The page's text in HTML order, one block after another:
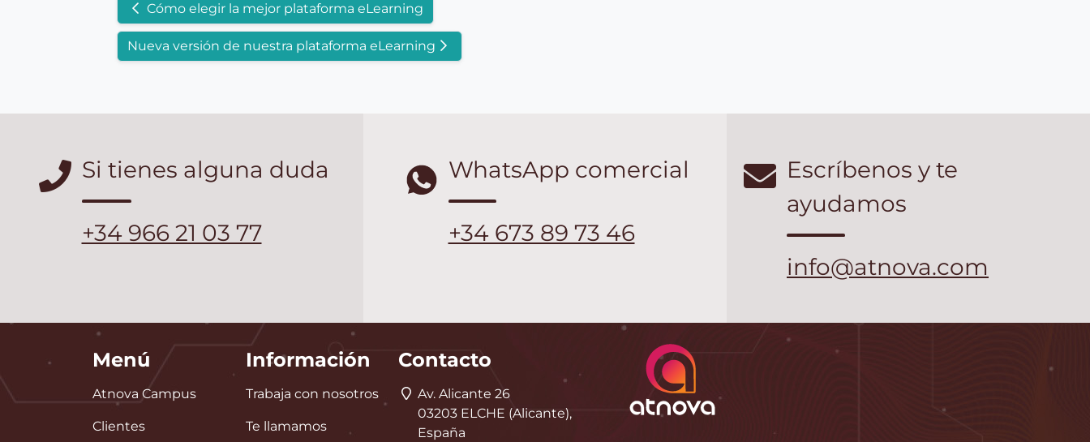
Cómo elegir la mejor plataforma eLearning
Nueva versión de nuestra plataforma eLearning
Si tienes alguna duda
+34 966 21 03 77
WhatsApp comercial
+34 673 89 73 46
Escríbenos y te
ayudamos
info@atnova.com
Menú
Atnova Campus
Clientes
Información
Trabaja con nosotros
Te llamamos
Contacto
Dirección
Av. Alicante 26
03203 ELCHE (Alicante),
España